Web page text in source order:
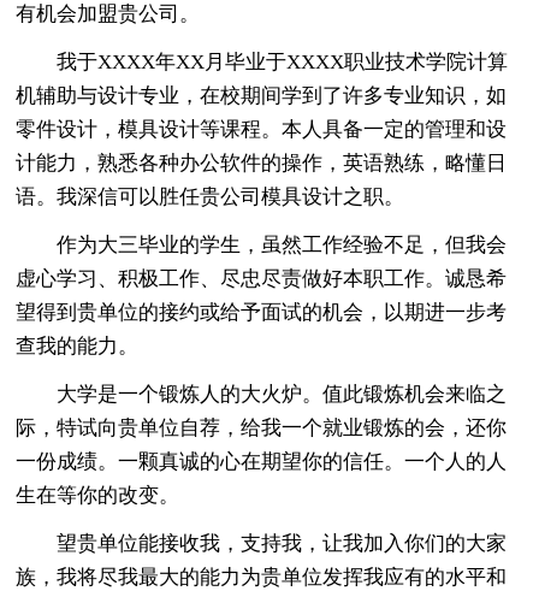
有机会加盟贵公司。
我于XXXX年XX月毕业于XXXX职业技术学院计算
机辅助与设计专业，在校期间学到了许多专业知识，如
零件设计，模具设计等课程。本人具备一定的管理和设
计能力，熟悉各种办公软件的操作，英语熟练，略懂日
语。我深信可以胜任贵公司模具设计之职。
作为大三毕业的学生，虽然工作经验不足，但我会
虚心学习、积极工作、尽忠尽责做好本职工作。诚恳希
望得到贵单位的接约或给予面试的机会，以期进一步考
查我的能力。
大学是一个锻炼人的大火炉。值此锻炼机会来临之
际，特试向贵单位自荐，给我一个就业锻炼的会，还你
一份成绩。一颗真诚的心在期望你的信任。一个人的人
生在等你的改变。
望贵单位能接收我，支持我，让我加入你们的大家
族，我将尽我最大的能力为贵单位发挥我应有的水平和